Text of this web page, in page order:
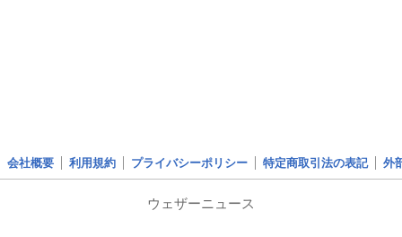
会社概要 利用規約 プライバシーポリシー 特定商取引法の表記 外
ウェザーニュース